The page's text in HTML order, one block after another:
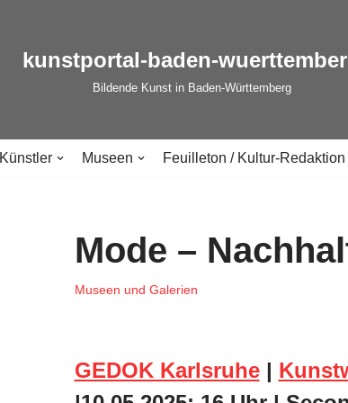
kunstportal-baden-
Bildende Kunst in Baden-Württemberg
Künstler Museen Feuilleton / Kultur-Redaktion
Mode –
Museen und Galerien
GEDOK Karlsruhe|